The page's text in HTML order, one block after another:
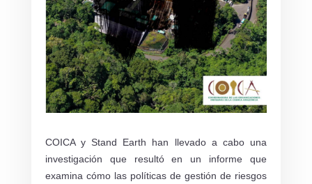
COICA y Stand Earth han llevado a cabo una
investigación que resultó en un informe que
examina cómo las políticas de gestión de riesgos